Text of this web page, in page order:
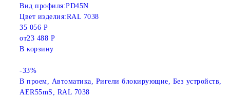
Вид профиля:PD45N
Цвет изделия:RAL 7038
35 056 Р
от23 488 Р
В корзину
-33%
В проем, Автоматика, Ригели блокирующие, Без устройств,
AER55mS, RAL 7038